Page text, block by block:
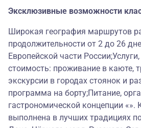
Эксклюзивные возможности
Широкая география маршрутов
продолжительности от 2 до 26
Европейской части
стоимость: проживание в каюте,
экскурсии в городах стоянок и
программа на борту;Питание,
гастрономической концепции «».
выполнена в лучших традициях